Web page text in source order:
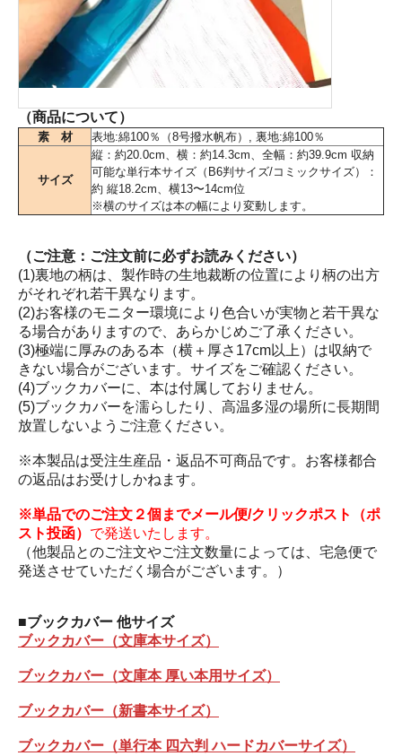
（商品について）
素 材 表地:綿100％（8号撥水帆布）, 裏地:綿100％
サイズ
縦：約20.0cm、横：約14.3cm、全幅：約39.9cm 収納
可能な単行本サイズ（B6判サイズ/コミックサイズ）：
約 縦18.2cm、横13〜14cm位
※横のサイズは本の幅により変動します。
（ご注意：ご注文前に必ずお読みください）
(1)裏地の柄は、製作時の生地裁断の位置により柄の出方
がそれぞれ若干異なります。
(2)お客様のモニター環境により色合いが実物と若干異な
る場合がありますので、あらかじめご了承ください。
(3)極端に厚みのある本（横＋厚さ17cm以上）は収納で
きない場合がございます。サイズをご確認ください。
(4)ブックカバーに、本は付属しておりません。
(5)ブックカバーを濡らしたり、高温多湿の場所に長期間
放置しないようご注意ください。
※本製品は受注生産品・返品不可商品です。お客様都合
の返品はお受けしかねます。
※単品でのご注文２個までメール便/クリックポスト（ポ
スト投函） で発送いたします。
（他製品とのご注文やご注文数量によっては、宅急便で
発送させていただく場合がございます。）
■ブックカバー 他サイズ
ブックカバー（文庫本サイズ）
ブックカバー（文庫本 厚い本用サイズ）
ブックカバー（新書本サイズ）
ブックカバー（単行本 四六判 ハードカバーサイズ）